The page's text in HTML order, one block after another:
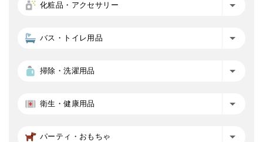
化粧品・アクセサリー
バス・トイレ用品
掃除・洗濯用品
衛生・健康用品
パーティ・おもちゃ